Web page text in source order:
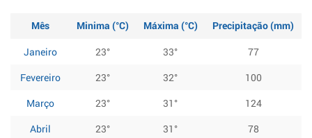
Mês Minima (°C) Máxima (°C)
Precipitação (mm)
Janeiro
23° 33°
77
Fevereiro
23° 32°
100
Março
23° 31°
124
Abril
23° 31°
78